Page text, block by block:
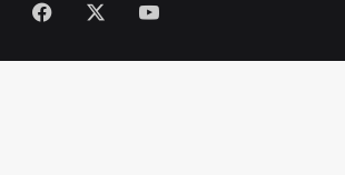
Facebook
Tube